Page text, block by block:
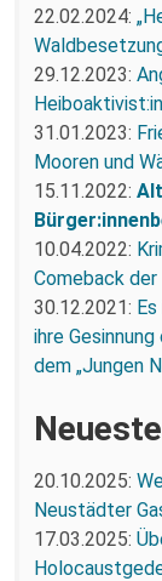
22.02.2024:
29.12.2023:
Heiboaktivist:in
31.01.2023:
Mooren und
15.11.2022:
10.04.2022:
Comeback
30.12.2021:
ihre
dem „Jungen
20.10.2025:
Neustädter
17.03.2025: